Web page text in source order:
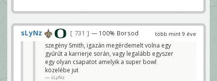
több mint 9 éve
sLyNz 731 — 100% Borsod
szegény Smith, igazán megérdemelt volna egy
gyűrűt a karrierje során, vagy legalább egyszer
egy olyan csapatot amelyik a super bowl
közelébe jut
sLyNz